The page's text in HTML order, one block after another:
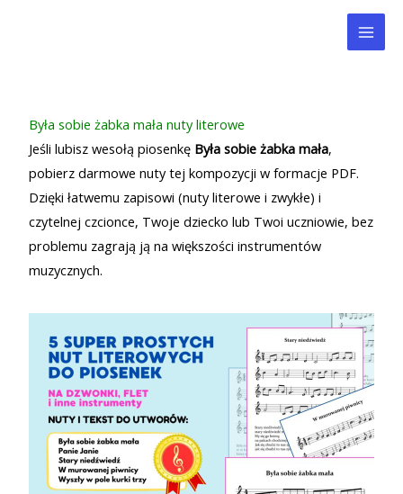
Była sobie żabka mała nuty literowe
Jeśli lubisz wesołą piosenkę Była sobie żabka mała,
pobierz darmowe nuty tej kompozycji w formacje PDF.
Dzięki łatwemu zapisowi (nuty literowe i zwykłe) i
czytelnej czcionce, Twoje dziecko lub Twoi uczniowie, bez
problemu zagrają ją na większości instrumentów
muzycznych.